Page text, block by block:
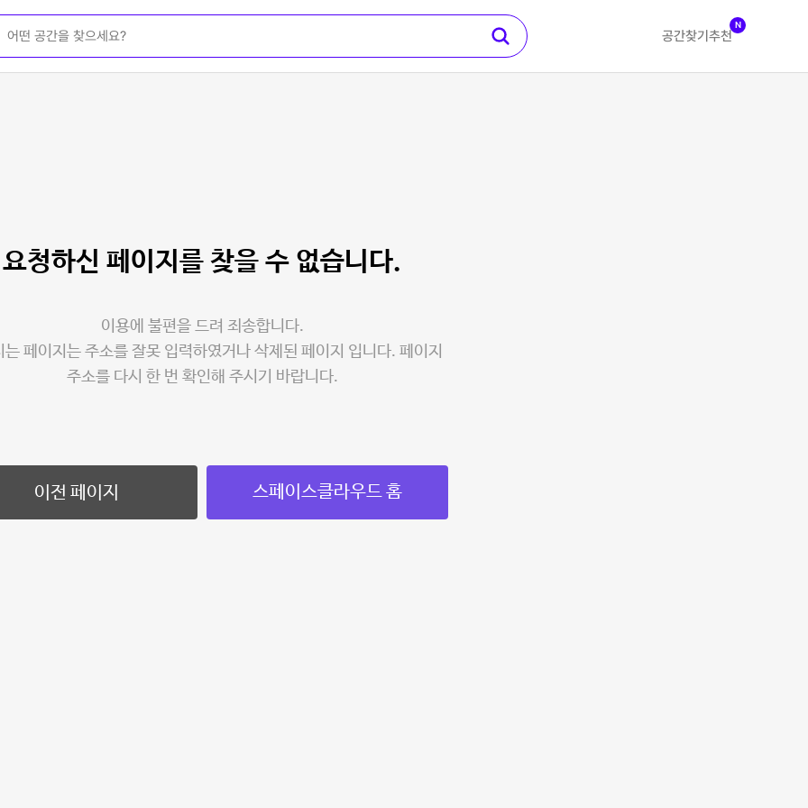
공간찾기 추천
N
요청하신 페이지를 찾을 수 없습니다.
이용에 불편을 드려 죄송합니다.
는 페이지는 주소를 잘못 입력하였거나 삭제된 페이지 입니다. 페이지
주소를 다시 한 번 확인해 주시기 바랍니다.
이전 페이지 스페이스클라우드 홈